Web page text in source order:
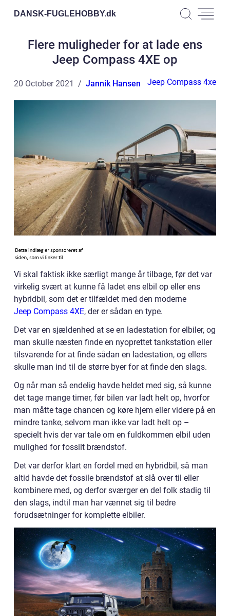
DANSK-FUGLEHOBBY.dk
Flere muligheder for at lade ens
Jeep Compass 4XE op
20 October 2021 Jannik Hansen Jeep Compass 4xe
Vi skal faktisk ikke særligt mange år tilbage, før det var
virkelig svært at kunne få ladet ens elbil op eller ens
hybridbil, som det er tilfældet med den moderne
Jeep Compass 4XE, der er sådan en type.
Det var en sjældenhed at se en ladestation for elbiler, og
man skulle næsten finde en nyoprettet tankstation eller
tilsvarende for at finde sådan en ladestation, og ellers
skulle man ind til de større byer for at finde den slags.
Og når man så endelig havde heldet med sig, så kunne
det tage mange timer, før bilen var ladt helt op, hvorfor
man måtte tage chancen og køre hjem eller videre på en
mindre tanke, selvom man ikke var ladt helt op –
specielt hvis der var tale om en fuldkommen elbil uden
mulighed for fossilt brændstof.
Det var derfor klart en fordel med en hybridbil, så man
altid havde det fossile brændstof at slå over til eller
kombinere med, og derfor sværger en del folk stadig til
den slags, indtil man har vænnet sig til bedre
forudsætninger for komplette elbiler.